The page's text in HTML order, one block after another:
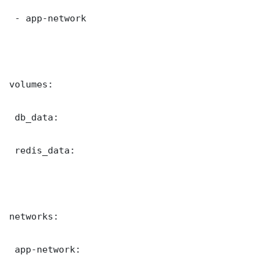
- app-network
volumes:
db_data:
redis_data:
networks:
app-network: